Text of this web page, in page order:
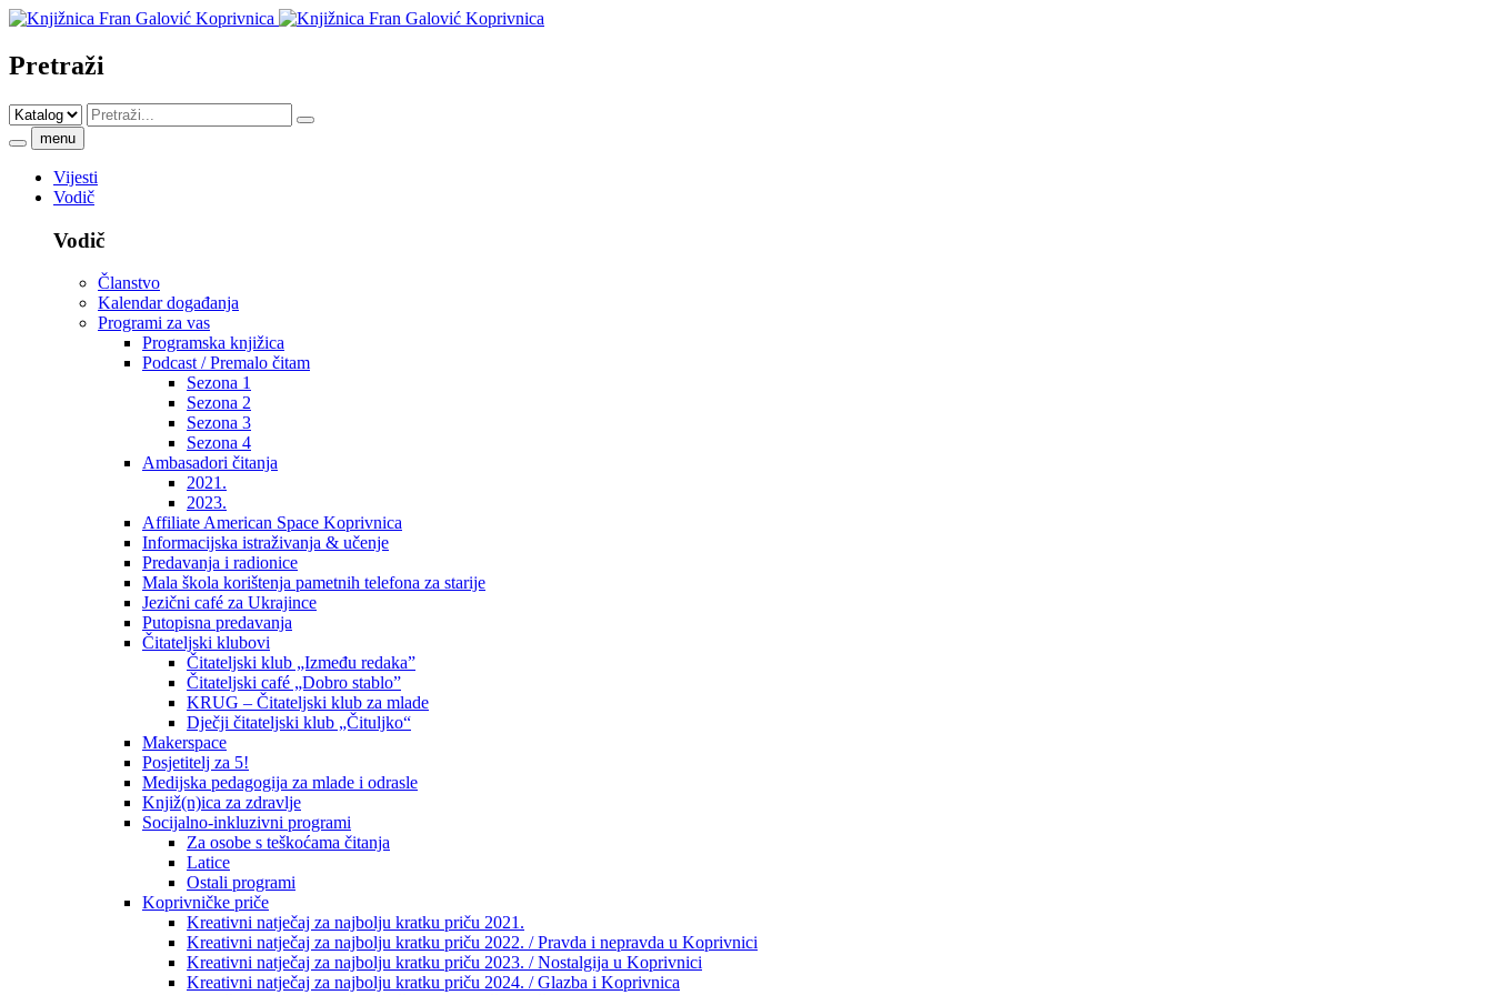
Pretraži
menu
Vijesti
Vodič
Vodič
Članstvo
Kalendar događanja
Programi za vas
Programska knjižica
Podcast / Premalo čitam
Sezona 1
Sezona 2
Sezona 3
Sezona 4
Ambasadori čitanja
2021.
2023.
Affiliate American Space Koprivnica
Informacijska istraživanja & učenje
Predavanja i radionice
Mala škola korištenja pametnih telefona za starije
Jezični café za Ukrajince
Putopisna predavanja
Čitateljski klubovi
Čitateljski klub „Između redaka”
Čitateljski café „Dobro stablo”
KRUG – Čitateljski klub za mlade
Dječji čitateljski klub „Čituljko“
Makerspace
Posjetitelj za 5!
Medijska pedagogija za mlade i odrasle
Knjiž(n)ica za zdravlje
Socijalno-inkluzivni programi
Za osobe s teškoćama čitanja
Latice
Ostali programi
Koprivničke priče
Kreativni natječaj za najbolju kratku priču 2021.
Kreativni natječaj za najbolju kratku priču 2022. / Pravda i nepravda u Koprivnici
Kreativni natječaj za najbolju kratku priču 2023. / Nostalgija u Koprivnici
Kreativni natječaj za najbolju kratku priču 2024. / Glazba i Koprivnica